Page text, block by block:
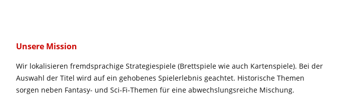
Unsere Mission
Wir lokalisieren fremdsprachige Strategiespiele (Brettspiele wie auch Kartenspiele). Bei der
Auswahl der Titel wird auf ein gehobenes Spielerlebnis geachtet. Historische Themen
sorgen neben Fantasy- und Sci-Fi-Themen für eine abwechslungsreiche Mischung.